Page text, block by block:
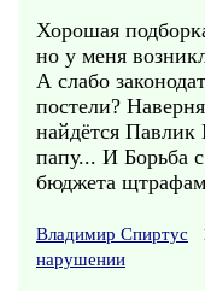
Хорошая
но у меня
А слабо
постели?
найдётся
папу... И Борьба
бюджета
Владимир Спиртус
нарушении